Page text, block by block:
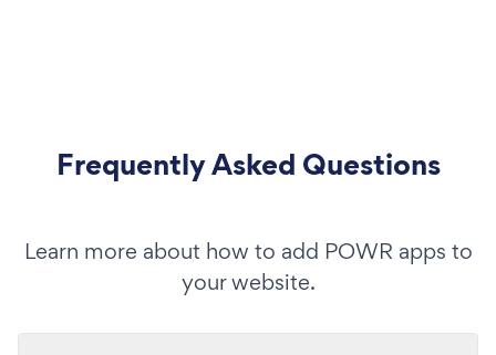
Frequently Asked Questions
Learn more about how to add POWR apps to
your website.